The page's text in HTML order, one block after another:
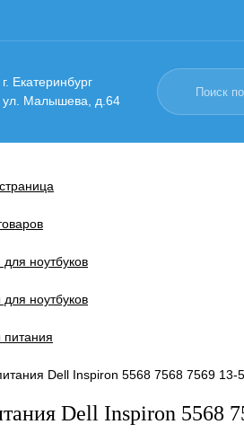
г. Екатеринбург
ул. Малышева, д.64
для ноутбуков
ноутбуков
Dell Inspiron 5568 7568 7569 13-
Dell Inspiron 5568